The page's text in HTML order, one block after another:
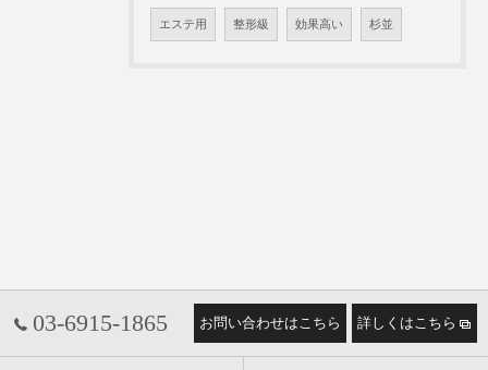
エステ用 整形級 効果高い 杉並
03-6915-1865 お問い合わせはこちら 詳しくはこちら